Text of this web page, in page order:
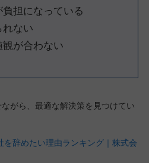
担になっている
れない
が合わない
がら、最適な解決策を見つけてい
を辞めたい理由ランキング｜株式会